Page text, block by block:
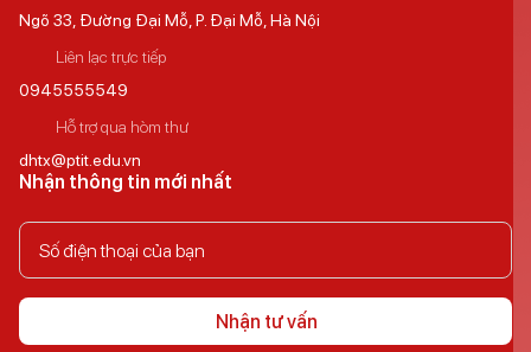
Ngõ 33, Đường Đại Mỗ, P. Đại Mỗ, Hà Nội
Liên lạc trực tiếp
0945555549
Hỗ trợ qua hòm thư
dhtx@ptit.edu.vn
Nhận thông tin mới nhất
Nhận tư vấn